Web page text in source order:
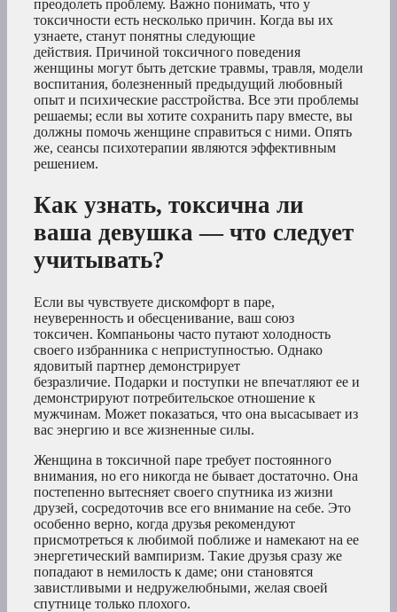
преодолеть проблему. Важно понимать, что у
токсичности есть несколько причин. Когда вы их
узнаете, станут понятны следующие
действия. Причиной токсичного поведения
женщины могут быть детские травмы, травля, модели
воспитания, болезненный предыдущий любовный
опыт и психические расстройства. Все эти проблемы
решаемы; если вы хотите сохранить пару вместе, вы
должны помочь женщине справиться с ними. Опять
же, сеансы психотерапии являются эффективным
решением.
Как узнать, токсична ли
ваша девушка — что следует
учитывать?
Если вы чувствуете дискомфорт в паре,
неуверенность и обесценивание, ваш союз
токсичен. Компаньоны часто путают холодность
своего избранника с неприступностью. Однако
ядовитый партнер демонстрирует
безразличие. Подарки и поступки не впечатляют ее и
демонстрируют потребительское отношение к
мужчинам. Может показаться, что она высасывает из
вас энергию и все жизненные силы.
Женщина в токсичной паре требует постоянного
внимания, но его никогда не бывает достаточно. Она
постепенно вытесняет своего спутника из жизни
друзей, сосредоточив все его внимание на себе. Это
особенно верно, когда друзья рекомендуют
присмотреться к любимой поближе и намекают на ее
энергетический вампиризм. Такие друзья сразу же
попадают в немилость к даме; они становятся
завистливыми и недружелюбными, желая своей
спутнице только плохого.